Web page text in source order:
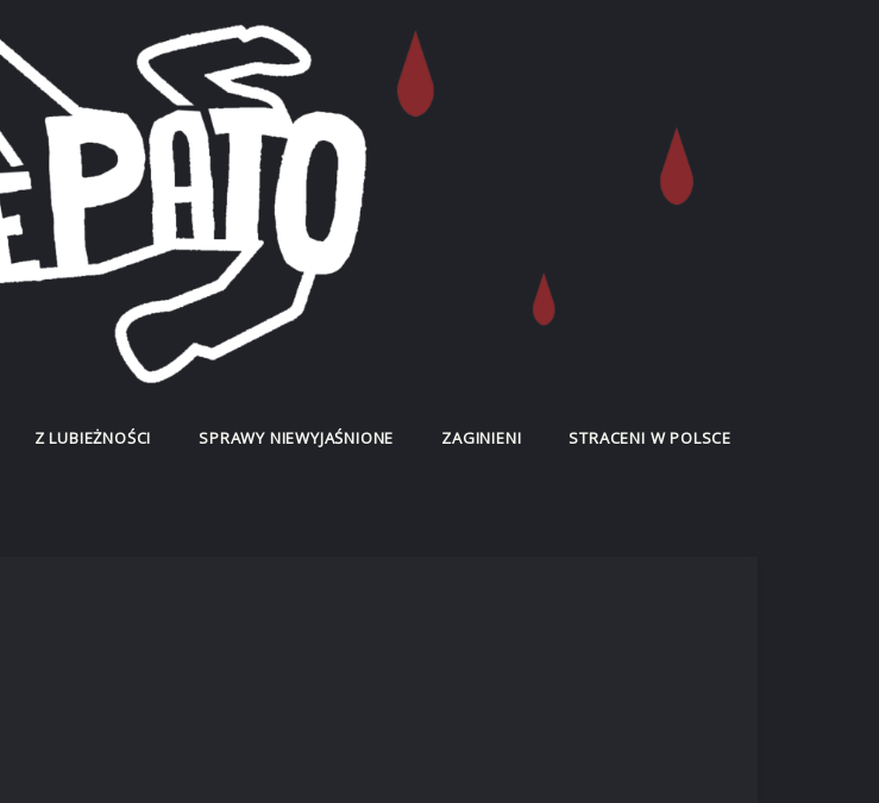
Z LUBIEŻNOŚCI SPRAWY NIEWYJAŚNIONE ZAGINIENI STRACENI W POLSCE